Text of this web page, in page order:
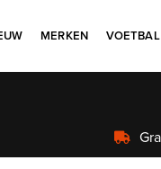
MERKEN VOETBAL